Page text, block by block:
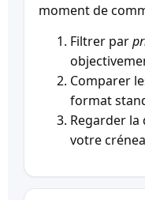
moment de
Filtrer par
Comparer
format
Regarder
votre